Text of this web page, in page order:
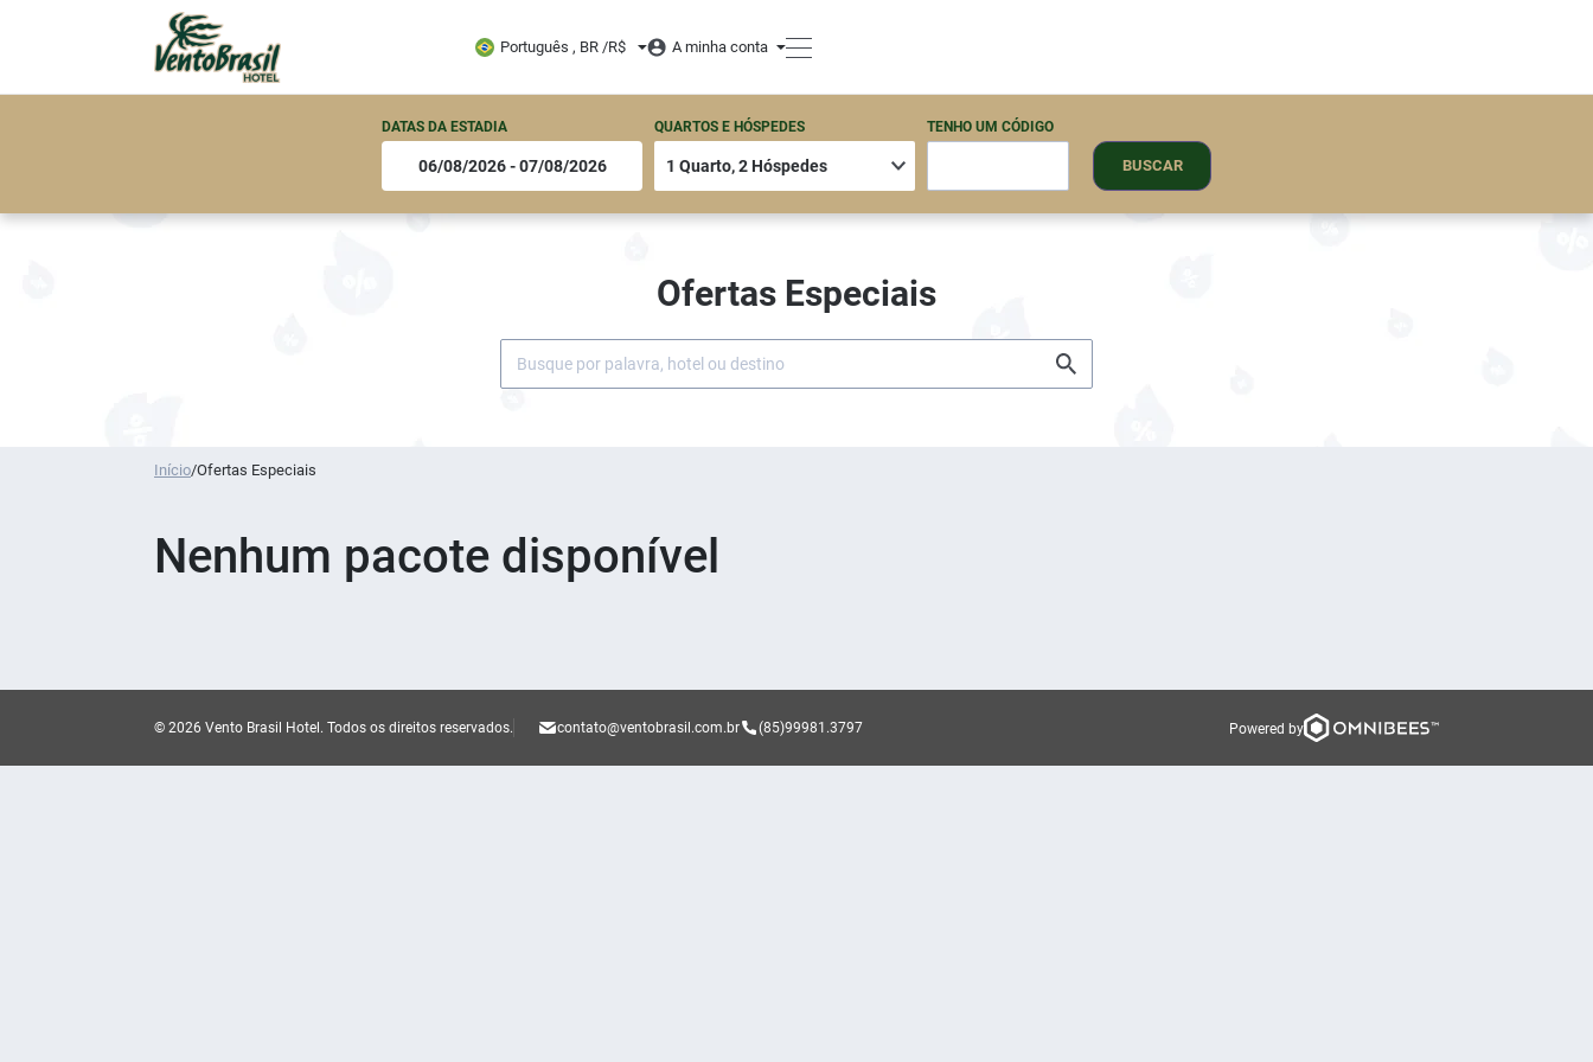
Português , BR /R$ A minha conta
DATAS DA ESTADIA QUARTOS E HÓSPEDES TENHO UM CÓDIGO
BUSCAR
Ofertas Especiais
Início/Ofertas Especiais
Nenhum pacote disponível
contato@ventobrasil.com.br (85)99981.3797
© 2026 Vento Brasil Hotel. Todos os direitos reservados. Powered by